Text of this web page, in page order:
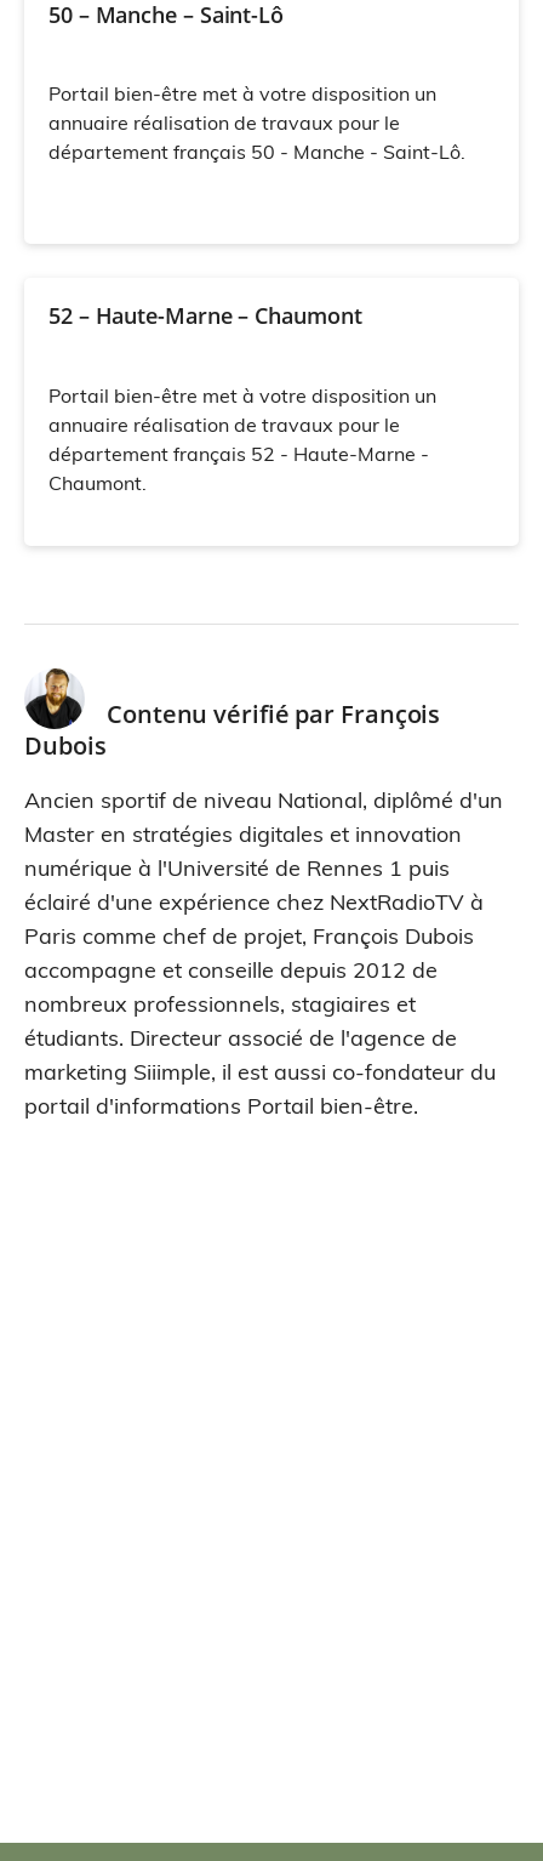
50 – Manche – Saint-Lô
Portail bien-être met à votre disposition un
annuaire réalisation de travaux pour le
département français 50 - Manche - Saint-Lô.
52 – Haute-Marne – Chaumont
Portail bien-être met à votre disposition un
annuaire réalisation de travaux pour le
département français 52 - Haute-Marne -
Chaumont.
Contenu vérifié par François
Dubois
Ancien sportif de niveau National, diplômé d'un
Master en stratégies digitales et innovation
numérique à l'Université de Rennes 1 puis
éclairé d'une expérience chez NextRadioTV à
Paris comme chef de projet, François Dubois
accompagne et conseille depuis 2012 de
nombreux professionnels, stagiaires et
étudiants. Directeur associé de l'agence de
marketing Siiimple, il est aussi co-fondateur du
portail d'informations Portail bien-être.